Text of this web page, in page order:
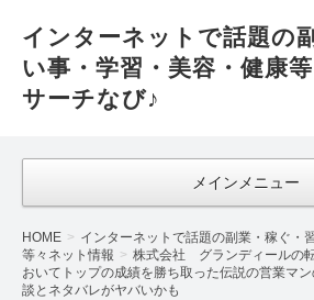
インターネットで話題の
い事・学習・美容・健康
サーチなび♪
メインメニュー
HOME
インターネットで話題の副業・稼ぐ・
等々ネット情報
株式会社 グランディールの
おいてトップの成績を勝ち取った伝説の営業マ
談とネタバレがヤバいかも